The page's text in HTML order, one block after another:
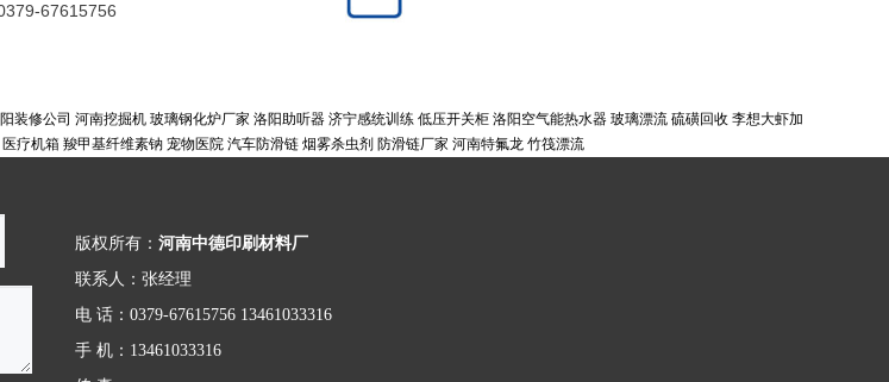
67615756
装修公司 河南挖掘机 玻璃钢化炉厂家 洛阳助听器 济宁感统训练 低压开关柜 洛阳空气能热水器 玻璃漂流 硫磺回收 李想大虾加
医疗机箱 羧甲基纤维素钠 宠物医院 汽车防滑链 烟雾杀虫剂 防滑链厂家 河南特氟龙 竹筏漂流
版权所有： 河南中德印刷材料厂
联系人：张经理
电 话：0379-67615756 13461033316
手 机：13461033316